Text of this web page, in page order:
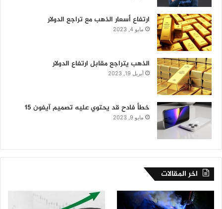
ارتفاع أسعار الذهب مع تراجع الدولار
مايو 4, 2023
الذهب يتراجع مقابل ارتفاع الدولار
أبريل 19, 2023
خطأ فادح قد يحتوي عليه تصميم آيفون 15
مايو 9, 2023
اخر المقالات